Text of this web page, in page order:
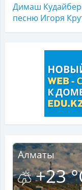
Димаш
песню Игоря
Алматы
+23